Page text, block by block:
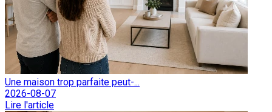
Une maison trop parfaite peut-...
2026-08-07
Lire l'article